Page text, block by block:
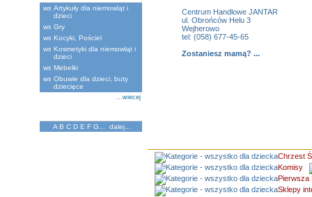
Artykuły dla niemowląt i
dzieci
Gry
Kocyki, Pościel
Kosmetyki dla niemowląt i
dzieci
Mebelki
Obuwie dla dzieci, buty
dziecięce
...wiecej
A B C D E F G dalej...
Centrum Handlowe JANTAR
ul. Obrońców Helu 3
Wejherowo
tel: (058) 677-45-65
Zostaniesz mamą? ...
Chrzest
Komisy
Pierwsza
Sklepy